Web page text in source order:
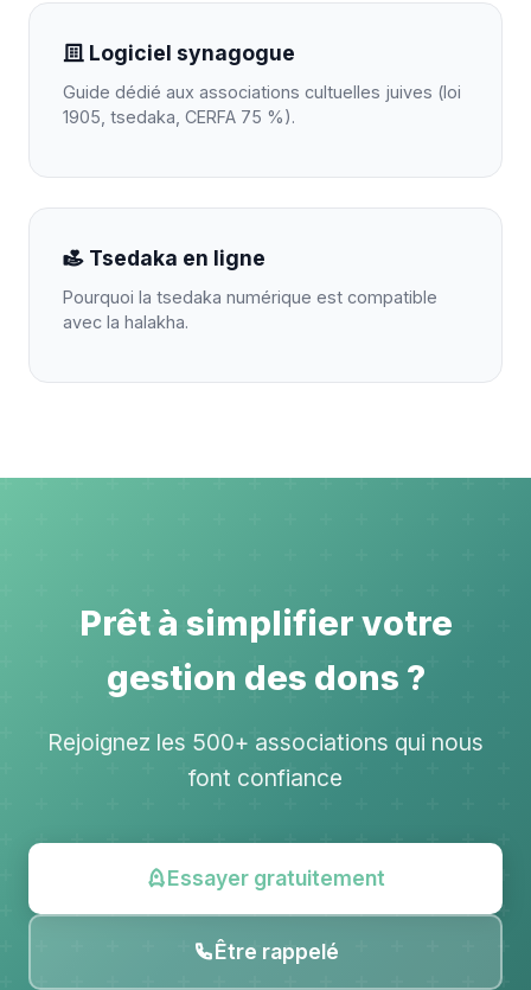
Logiciel synagogue
Guide dédié aux associations cultuelles juives (loi
1905, tsedaka, CERFA 75 %).
Tsedaka en ligne
Pourquoi la tsedaka numérique est compatible
avec la halakha.
Prêt à simplifier votre
gestion des dons ?
Rejoignez les 500+ associations qui nous
font confiance
Essayer gratuitement
Être rappelé